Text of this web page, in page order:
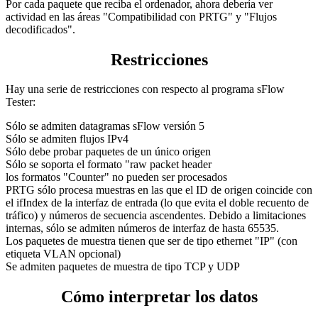
Por cada paquete que reciba el ordenador, ahora debería ver
actividad en las áreas "Compatibilidad con PRTG" y "Flujos
decodificados".
Restricciones
Hay una serie de restricciones con respecto al programa sFlow
Tester:
Sólo se admiten datagramas sFlow versión 5
Sólo se admiten flujos IPv4
Sólo debe probar paquetes de un único origen
Sólo se soporta el formato "raw packet header
los formatos "Counter" no pueden ser procesados
PRTG sólo procesa muestras en las que el ID de origen coincide con
el ifIndex de la interfaz de entrada (lo que evita el doble recuento de
tráfico) y números de secuencia ascendentes. Debido a limitaciones
internas, sólo se admiten números de interfaz de hasta 65535.
Los paquetes de muestra tienen que ser de tipo ethernet "IP" (con
etiqueta VLAN opcional)
Se admiten paquetes de muestra de tipo TCP y UDP
Cómo interpretar los datos